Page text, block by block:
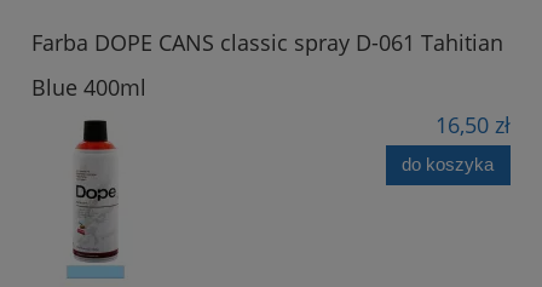
Farba DOPE CANS classic spray D-061 Tahitian
Blue 400ml
16,50 zł
do koszyka